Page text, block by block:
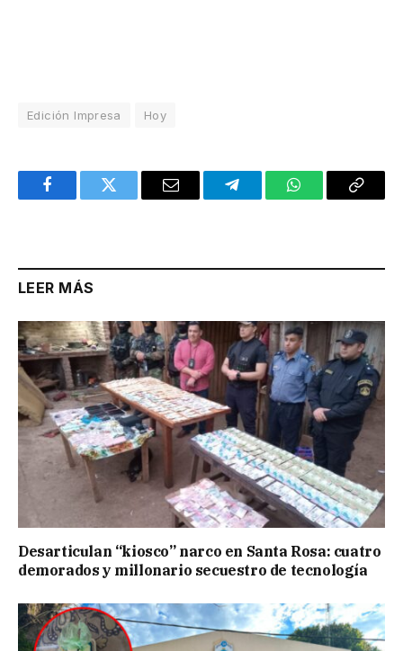
Edición Impresa Hoy
FacebookTwitter Email TelegramWhatsAppCopy
LEER MÁS
Desarticulan “kiosco” narco en Santa Rosa: cuatro
demorados y millonario secuestro de tecnología